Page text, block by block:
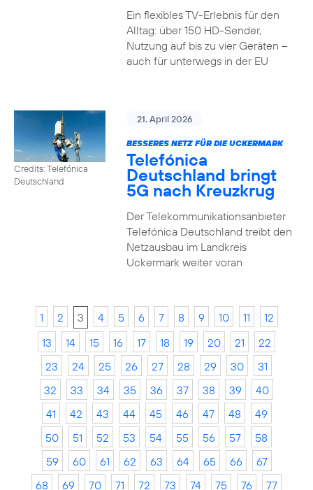
Ein flexibles TV-Erlebnis für den
Alltag: über 150 HD-Sender,
Nutzung auf bis zu vier Geräten –
auch für unterwegs in der EU
Credits: Telefónica
Deutschland
21. April 2026
BESSERES NETZ FÜR DIE UCKERMARK
Telefónica
Deutschland bringt
5G nach Kreuzkrug
Der Telekommunikationsanbieter
Telefónica Deutschland treibt den
Netzausbau im Landkreis
Uckermark weiter voran
1 2 3 4 5 6 7 8 9 10 11
12
13
14 15 16 17 18 19 20 21
22
23
24 25 26 27 28 29 30
31
32
33 34 35 36 37 38 39
40
41
42 43 44 45 46 47 48
49
50
51 52 53 54 55 56 57
58
59
60 61 62 63 64 65 66
67
68
69 70 71 72 73 74 75 76 77